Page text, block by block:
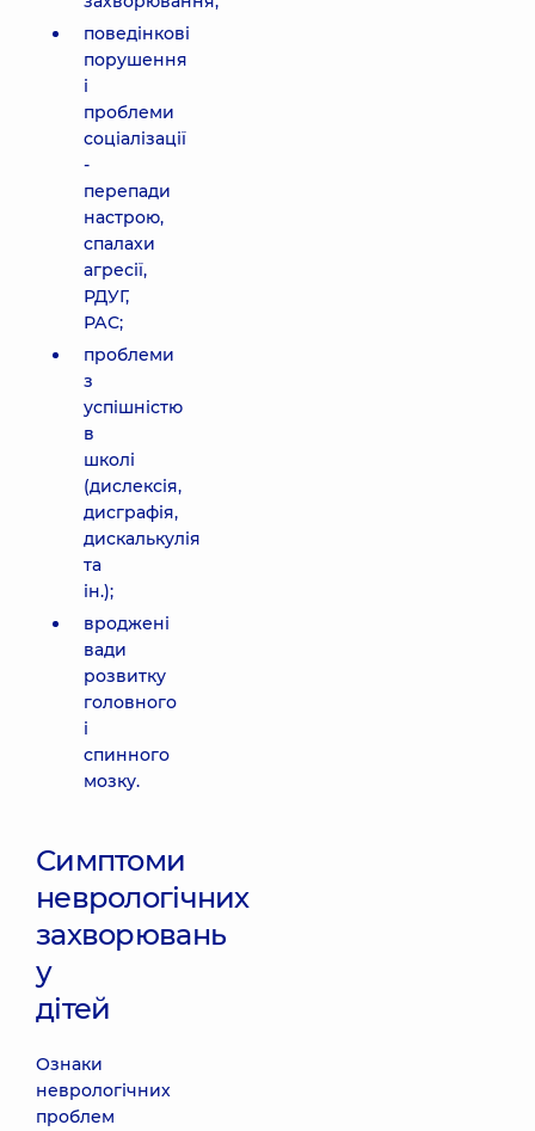
поведінкові
порушення
і
проблеми
соціалізації
-
перепади
настрою,
спалахи
агресії,
РДУГ,
РАС;
проблеми
з
успішністю
в
школі
(дислексія,
дисграфія,
дискалькулія
та
ін.);
вроджені
вади
розвитку
головного
і
спинного
мозку.
Симптоми
неврологічних
захворювань
у
дітей
Ознаки
неврологічних
проблем